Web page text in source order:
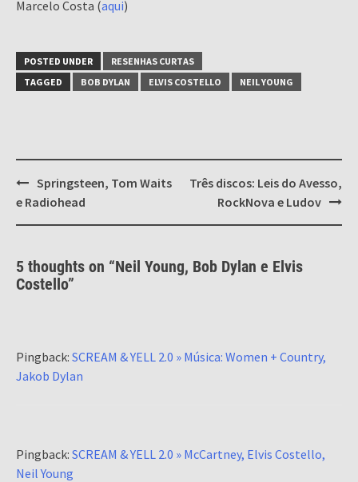
Marcelo Costa (aqui)
POSTED UNDER
RESENHAS CURTAS
TAGGED
BOB DYLAN ELVIS COSTELLO NEIL YOUNG
Post
navigation
Springsteen, Tom Waits
e Radiohead
Três discos: Leis do Avesso,
RockNova e Ludov
5 thoughts on “Neil Young, Bob Dylan e Elvis
Costello”
Pingback: SCREAM & YELL 2.0 » Música: Women + Country,
Jakob Dylan
Pingback: SCREAM & YELL 2.0 » McCartney, Elvis Costello,
Neil Young